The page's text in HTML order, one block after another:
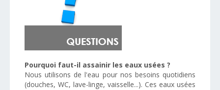
Pourquoi faut-il assainir les eaux usées ?
Nous utilisons de l'eau pour nos besoins quotidiens
(douches, WC, lave-linge, vaisselle...). Ces eaux usées